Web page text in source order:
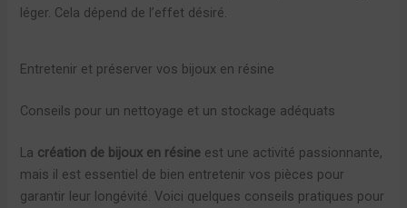
léger. Cela dépend de l’effet désiré.
Entretenir et préserver vos bijoux en résine
Conseils pour un nettoyage et un stockage adéquats
La création de bijoux en résine est une activité passionnante,
mais il est essentiel de bien entretenir vos pièces pour
garantir leur longévité. Voici quelques conseils pratiques pour